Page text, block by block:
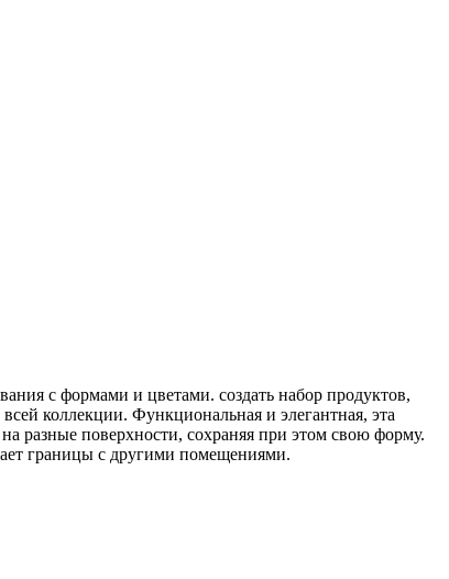
с формами и цветами. создать набор продуктов,
коллекции. Функциональная и элегантная, эта
разные поверхности, сохраняя при этом свою форму.
границы с другими помещениями.